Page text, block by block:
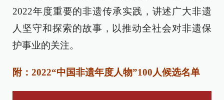
2022年度重要的非遗传承实践，讲述广大非遗
人坚守和探索的故事，以推动全社会对非遗保
护事业的关注。
附：2022“中国非遗年度人物”100人候选名单